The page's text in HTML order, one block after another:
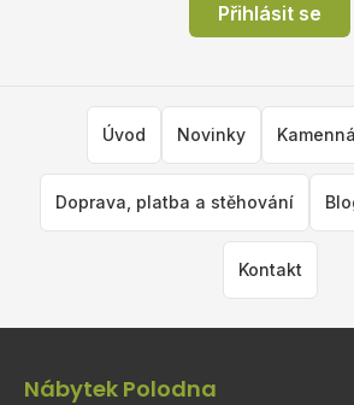
Přihlásit se
Úvod Novinky
Doprava, platba a stěhování
Kontakt
Nábytek Polodna